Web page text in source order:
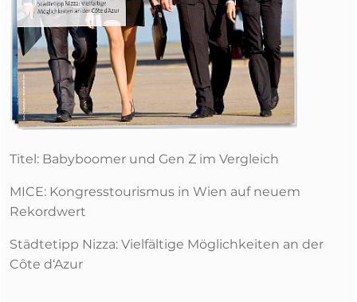
Titel: Babyboomer und Gen Z im Vergleich
MICE: Kongresstourismus in Wien auf neuem
Rekordwert
Städtetipp Nizza: Vielfältige Möglichkeiten an der
Côte d‘Azur